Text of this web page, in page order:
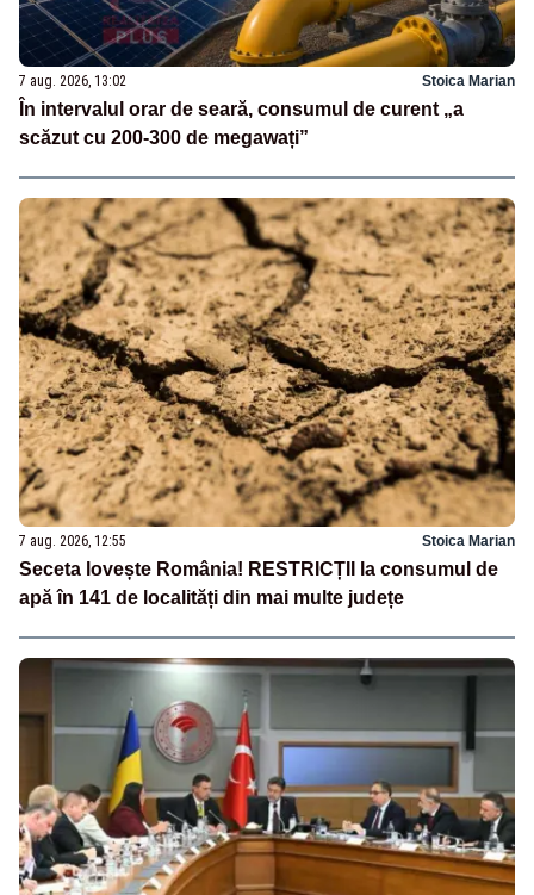
7 aug. 2026, 13:02 Stoica Marian
În intervalul orar de seară, consumul de curent „a
scăzut cu 200-300 de megawați”
7 aug. 2026, 12:55 Stoica Marian
Seceta lovește România! RESTRICȚII la consumul de
apă în 141 de localități din mai multe județe